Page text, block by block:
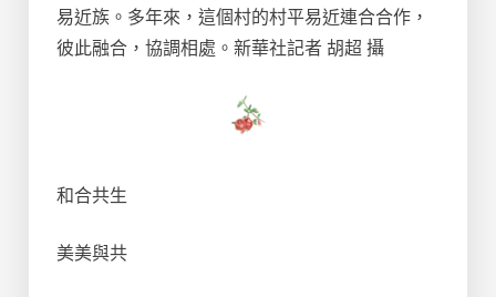
易近族。多年來，這個村的村平易近連合合作，
彼此融合，協調相處。新華社記者 胡超 攝
和合共生
美美與共